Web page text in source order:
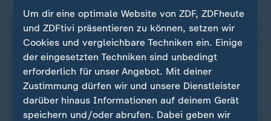
Um dir eine optimale Website von ZDF, ZDFheute
und ZDFtivi präsentieren zu können, setzen wir
Cookies und vergleichbare Techniken ein. Einige
der eingesetzten Techniken sind unbedingt
erforderlich für unser Angebot. Mit deiner
Zustimmung dürfen wir und unsere Dienstleister
darüber hinaus Informationen auf deinem Gerät
speichern und/oder abrufen. Dabei geben wir